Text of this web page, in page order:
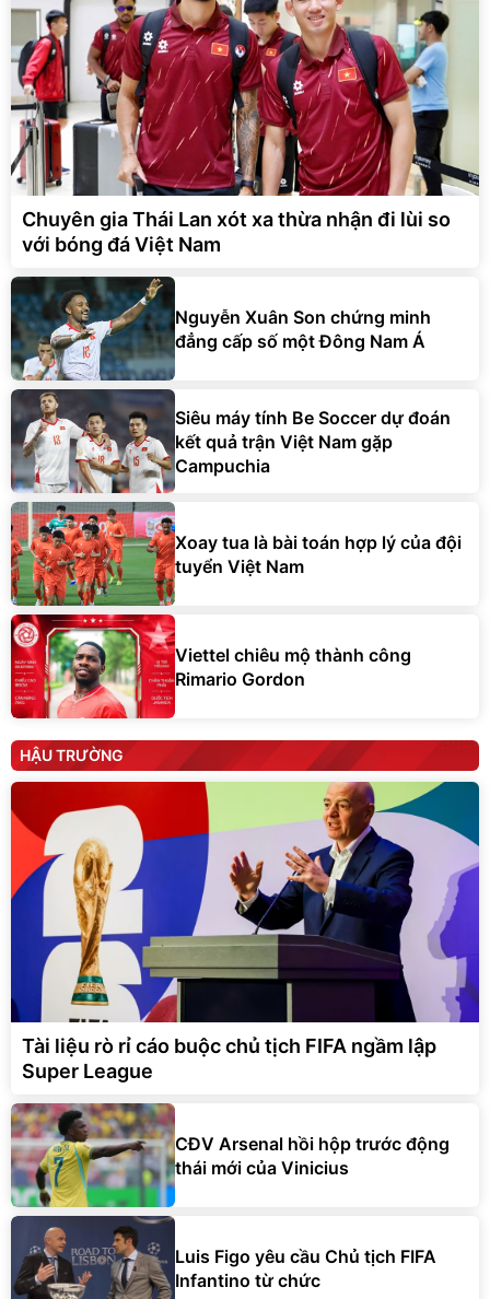
Chuyên gia Thái Lan xót xa thừa nhận đi lùi so
với bóng đá Việt Nam
Nguyễn Xuân Son chứng minh
đẳng cấp số một Đông Nam Á
Siêu máy tính Be Soccer dự đoán
kết quả trận Việt Nam gặp
Campuchia
Xoay tua là bài toán hợp lý của đội
tuyển Việt Nam
Viettel chiêu mộ thành công
Rimario Gordon
HẬU TRƯỜNG
Tài liệu rò rỉ cáo buộc chủ tịch FIFA ngầm lập
Super League
CĐV Arsenal hồi hộp trước động
thái mới của Vinicius
Luis Figo yêu cầu Chủ tịch FIFA
Infantino từ chức